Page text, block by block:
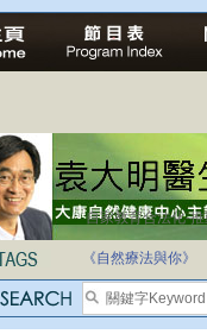
自家教育合法化-
《自然療法與你》